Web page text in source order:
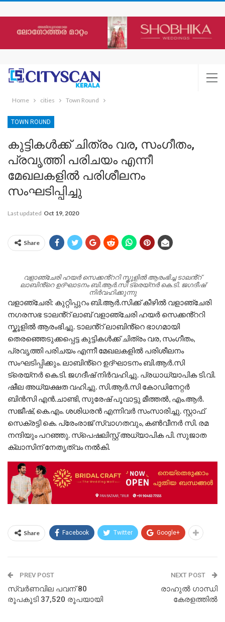
Home cities Town Round
TOWN ROUND
കുട്ടികൾക്ക് ചിത്രം വര, സംഗീതം,
പ്രവൃത്തി പരിചയം എന്നീ
മേഖലകളിൽ പരിശീലനം
സംഘടിപ്പിച്ചു
Last updated Oct 19, 2020
Share
വളാഞ്ചേരി ഹയർ സെക്കൻ്ററി സ്കൂളിൽ ആരംഭിച്ച ടാലൻ്റ്
ലാബിൻ്റെ ഉദ്ഘാടനം ബി.ആർ.സി ട്രെയ്നർ കെ.ടി. ജഗദീഷ്
നിർവഹിക്കുന്നു
വളാഞ്ചേരി: കുറ്റിപ്പുറം ബി.ആർ.സിക്ക് കീഴിൽ വളാഞ്ചേരി
നഗരസഭ ടാലൻ്റ് ലാബ് വളാഞ്ചേരി ഹയർ സെക്കൻ്ററി
സ്കൂളിൽ ആരംഭിച്ചു. ടാലൻ്റ് ലാബിൻ്റെ ഭാഗമായി
തെരഞ്ഞെടുക്കപ്പെട്ട കുട്ടികൾക്ക് ചിത്രം വര, സംഗീതം,
പ്രവൃത്തി പരിചയം എന്നീ മേഖലകളിൽ പരിശീലനം
സംഘടിപ്പിക്കും. ലാബിൻ്റെ ഉദ്ഘാടനം ബി.ആർ.സി
ട്രെയ്നർ കെ.ടി. ജഗദീഷ് നിർവഹിച്ചു. പ്രധാധ്യാപിക ടി.വി.
ഷീല അധ്യക്ഷത വഹിച്ചു. സി.ആർ.സി കോഡിനേറ്റർ
ബിൻസി എൻ.ചാണ്ടി, സുരേഷ് പൂവാട്ടു മീത്തൽ, എം.ആർ.
സജീഷ്, കെ.എം. ശശിധരൻ എന്നിവർ സംസാരിച്ചു. സ്റ്റാഫ്
സെക്രട്ടി കെ. പ്രേംരാജ് സ്വാഗതവും, കൺവീനർ സി. രമ
നന്ദിയും പറഞ്ഞു. സ്പെഷലിസ്റ്റ് അധ്യാപിക പി. സുജാത
ക്ലാസിന് നേതൃത്വം നൽകി.
Share Facebook Twitter Google+
PREV POST
സ്വര്‍ണവില പവന് 80
രൂപകൂടി 37,520 രൂപയായി
NEXT POST
രാഹുല്‍ ഗാന്ധി
കേരളത്തില്‍